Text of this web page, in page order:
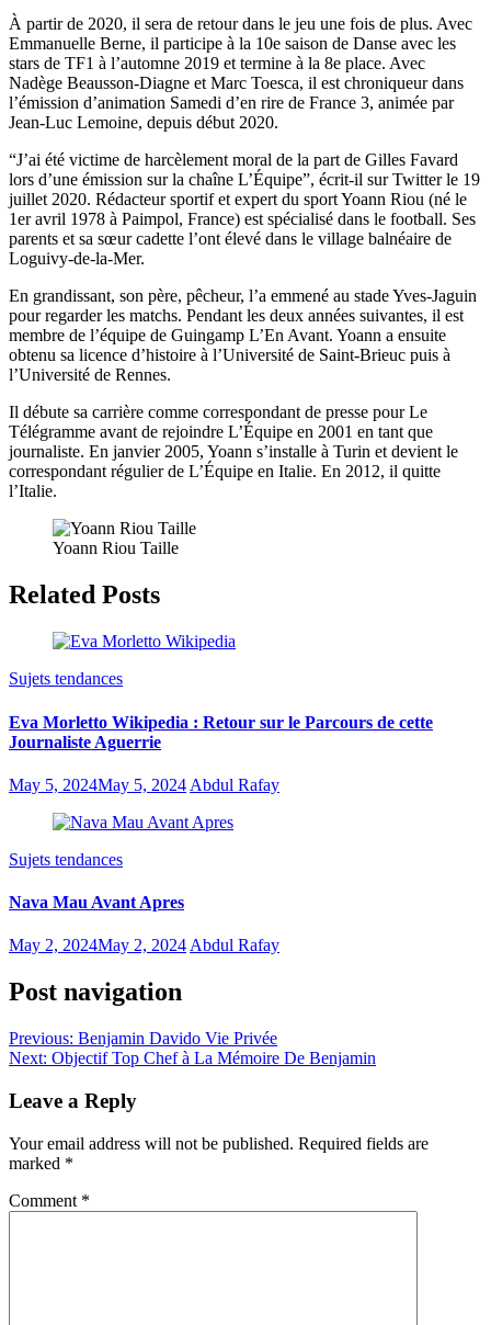
À partir de 2020, il sera de retour dans le jeu une fois de plus. Avec
Emmanuelle Berne, il participe à la 10e saison de Danse avec les
stars de TF1 à l’automne 2019 et termine à la 8e place. Avec
Nadège Beausson-Diagne et Marc Toesca, il est chroniqueur dans
l’émission d’animation Samedi d’en rire de France 3, animée par
Jean-Luc Lemoine, depuis début 2020.
“J’ai été victime de harcèlement moral de la part de Gilles Favard
lors d’une émission sur la chaîne L’Équipe”, écrit-il sur Twitter le 19
juillet 2020. Rédacteur sportif et expert du sport Yoann Riou (né le
1er avril 1978 à Paimpol, France) est spécialisé dans le football. Ses
parents et sa sœur cadette l’ont élevé dans le village balnéaire de
Loguivy-de-la-Mer.
En grandissant, son père, pêcheur, l’a emmené au stade Yves-Jaguin
pour regarder les matchs. Pendant les deux années suivantes, il est
membre de l’équipe de Guingamp L’En Avant. Yoann a ensuite
obtenu sa licence d’histoire à l’Université de Saint-Brieuc puis à
l’Université de Rennes.
Il débute sa carrière comme correspondant de presse pour Le
Télégramme avant de rejoindre L’Équipe en 2001 en tant que
journaliste. En janvier 2005, Yoann s’installe à Turin et devient le
correspondant régulier de L’Équipe en Italie. En 2012, il quitte
l’Italie.
Yoann Riou Taille
Related Posts
Sujets tendances
Eva Morletto Wikipedia : Retour sur le Parcours de cette
Journaliste Aguerrie
May 5, 2024May 5, 2024 Abdul Rafay
Sujets tendances
Nava Mau Avant Apres
May 2, 2024May 2, 2024 Abdul Rafay
Post navigation
Previous: Benjamin Davido Vie Privée
Next: Objectif Top Chef à La Mémoire De Benjamin
Leave a Reply
Your email address will not be published. Required fields are
marked *
Comment *